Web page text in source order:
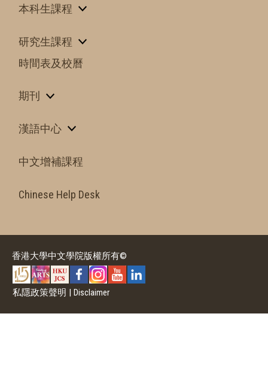
本科生課程
研究生課程
時間表及校曆
期刊
漢語中心
中文增補課程
Chinese Help Desk
香港大學中文學院版權所有©
私隱政策聲明 | Disclaimer